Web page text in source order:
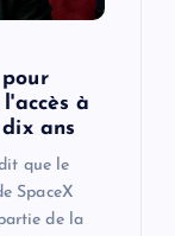
à
ans
que le
SpaceX
de la